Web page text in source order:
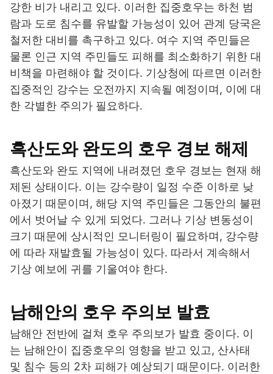
강한 비가 내리고 있다. 이러한 집중호우는 하천 범
람과 도로 침수를 유발할 가능성이 있어 관계 당국은
철저한 대비를 촉구하고 있다. 여수 지역 주민들은
물론 인근 지역 주민들도 피해를 최소화하기 위한 대
비책을 마련해야 할 것이다. 기상청에 따르면 이러한
집중적인 강수는 오전까지 지속될 예정이며, 이에 대
한 각별한 주의가 필요하다.
흑산도와 완도의 호우 경보 해제
흑산도와 완도 지역에 내려졌던 호우 경보는 현재 해
제된 상태이다. 이는 강수량이 일정 수준 이하로 낮
아졌기 때문이며, 해당 지역 주민들은 그동안의 불편
에서 벗어날 수 있게 되었다. 그러나 기상 변동성이
크기 때문에 상시적인 모니터링이 필요하며, 강수량
에 따라 재발효될 가능성이 있다. 따라서 계속해서
기상 예보에 귀를 기울여야 한다.
남해안의 호우 주의보 발효
남해안 전반에 걸쳐 호우 주의보가 발효 중이다. 이
는 남해안이 집중호우의 영향을 받고 있고, 산사태
및 침수 등의 2차 피해가 예상되기 때문이다. 이러한